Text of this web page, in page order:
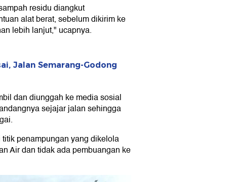
residu diangkut
alat berat, sebelum dikirim ke
lebih lanjut," ucapnya.
Jalan Semarang-Godong
dan diunggah ke media sosial
sejajar jalan sehingga
penampungan yang dikelola
Air dan tidak ada pembuangan ke